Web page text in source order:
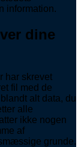
information.
dine
har skrevet
fil med de
alt data, du
alle
ikke nogen
af
grunde.